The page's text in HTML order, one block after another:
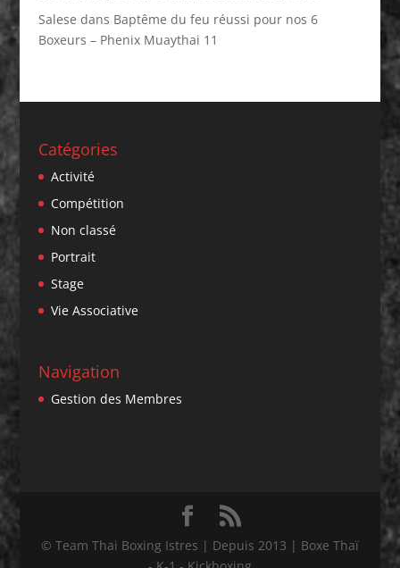
Salese dans Baptême du feu réussi pour nos 6
Boxeurs – Phenix Muaythai 11
Catégories
Activité
Compétition
Non classé
Portrait
Stage
Vie Associative
Navigation
Gestion des Membres
© Team Thai Boxing Istres | Depuis 2013 | Boxe Thaï